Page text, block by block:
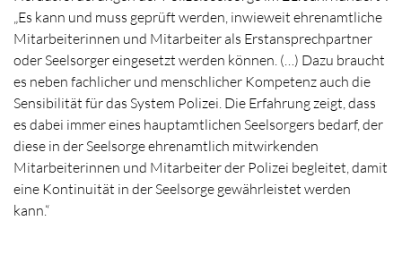
„Es kann und muss geprüft werden, inwieweit ehrenamtliche
Mitarbeiterinnen und Mitarbeiter als Erstansprechpartner
oder Seelsorger eingesetzt werden können. (…) Dazu braucht
es neben fachlicher und menschlicher Kompetenz auch die
Sensibilität für das System Polizei. Die Erfahrung zeigt, dass
es dabei immer eines hauptamtlichen Seelsorgers bedarf, der
diese in der Seelsorge ehrenamtlich mitwirkenden
Mitarbeiterinnen und Mitarbeiter der Polizei begleitet, damit
eine Kontinuität in der Seelsorge gewährleistet werden
kann.“